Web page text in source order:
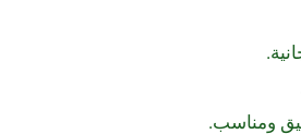
ومناسب.